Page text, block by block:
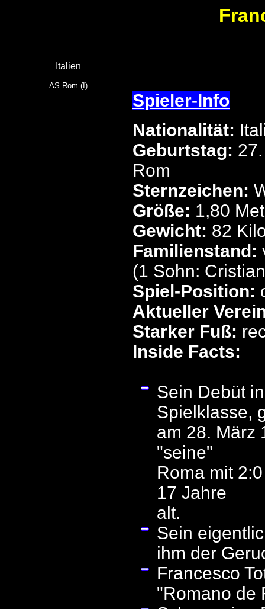
Italien
AS Rom (I)
Spieler-Info
Nationalität:
Geburtstag:
Rom
Sternzeichen:
Größe: 1,80
Gewicht: 82
Familienstand:
(1 Sohn:
Spiel-Position:
Aktueller
Starker Fuß:
Inside Facts:
Sein Debüt
Spielklasse,
am 28. März
"seine"
Roma mit
17 Jahre
alt.
Sein
ihm der
Francesco
"Romano de